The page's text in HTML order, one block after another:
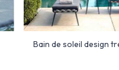
Bain de soleil design